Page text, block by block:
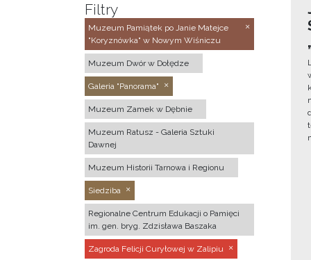
Filtry
Muzeum Pamiątek po Janie Matejce
"Koryznówka" w Nowym Wiśniczu
Muzeum Dwór w Dołędze
Galeria "Panorama"
Muzeum Zamek w Dębnie
Muzeum Ratusz - Galeria Sztuki
Dawnej
Muzeum Historii Tarnowa i Regionu
Siedziba
Regionalne Centrum Edukacji o Pamięci
im. gen. bryg. Zdzisława Baszaka
Zagroda Felicji Curyłowej w Zalipiu